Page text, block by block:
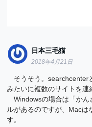
日本三毛猫
2018年4月21日
そうそう。searchcenter
みたいに複数のサイトを連
Windowsの場合は「かん
ルがあるのですが、Mac
す。